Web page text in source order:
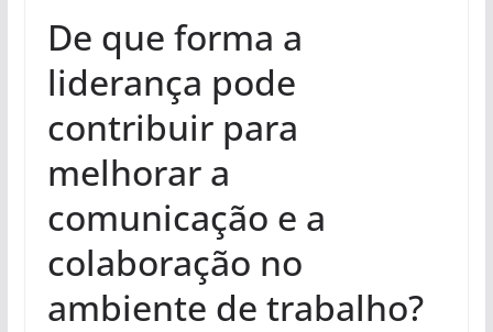
De que forma a
liderança pode
contribuir para
melhorar a
comunicação e a
colaboração no
ambiente de trabalho?